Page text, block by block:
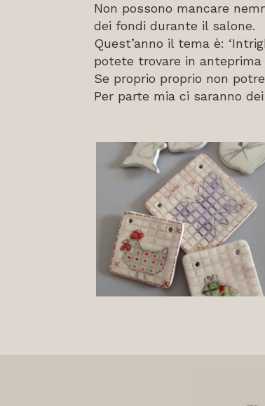
Non possono mancare
dei fondi durante il salone.
Quest’anno il tema è:
potete trovare in
Se proprio proprio non
Per parte mia ci saranno